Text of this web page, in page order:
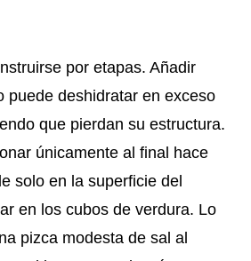
por etapas. Añadir
puede deshidratar en exceso
que pierdan su estructura.
únicamente al final hace
solo en la superficie del
en los cubos de verdura. Lo
pizca modesta de sal al